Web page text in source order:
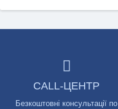
CALL-ЦЕНТР
Безкоштовні консультації по